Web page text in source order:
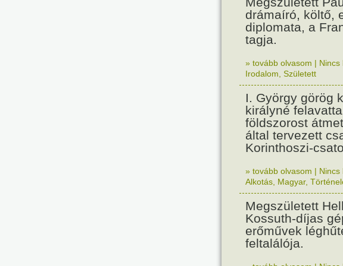
drámaíró, költő,
diplomata, a
tagja.
» tovább olvasom | Nincs
Irodalom Született
I. György görög
királyné
földszorost
által tervezett
Korinthoszi-
» tovább olvasom | Nincs
Alkotás Magyar,
Megszületett
Kossuth-díjas
erőművek
feltalálója.